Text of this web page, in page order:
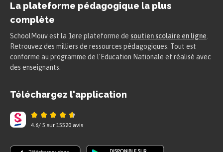
La plateforme pédagogique la plus
complète
SchoolMouv est la 1ere plateforme de soutien scolaire en ligne
Retrouvez des milliers de ressources pédagogiques. Tout est
conforme au programme de l'Education Nationale et réalisé avec
des enseignants.
Téléchargez l'application
4.6/ 5 sur 15520 avis